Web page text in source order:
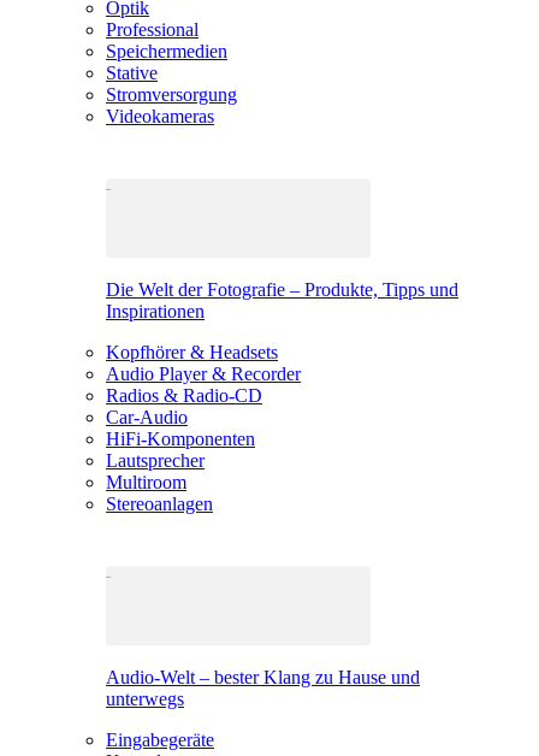
Optik
Professional
Speichermedien
Stative
Stromversorgung
Videokameras
Die Welt der Fotografie – Produkte, Tipps und
Inspirationen
Kopfhörer & Headsets
Audio Player & Recorder
Radios & Radio-CD
Car-Audio
HiFi-Komponenten
Lautsprecher
Multiroom
Stereoanlagen
Audio-Welt – bester Klang zu Hause und
unterwegs
Eingabegeräte